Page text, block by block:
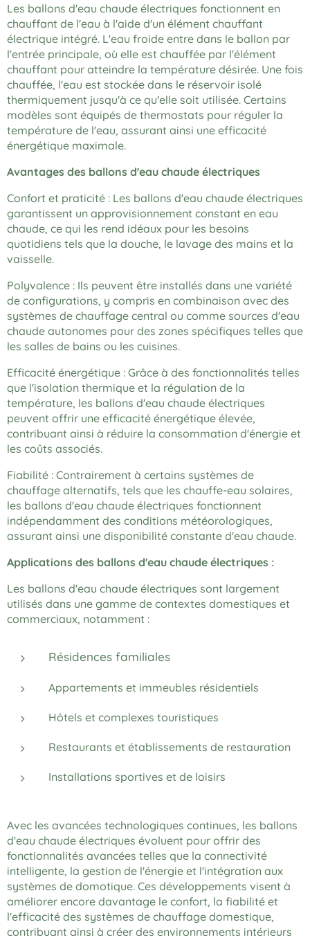
Les ballons d'eau chaude électriques fonctionnent en
chauffant de l'eau à l'aide d'un élément chauffant
électrique intégré. L'eau froide entre dans le ballon par
l'entrée principale, où elle est chauffée par l'élément
chauffant pour atteindre la température désirée. Une fois
chauffée, l'eau est stockée dans le réservoir isolé
thermiquement jusqu'à ce qu'elle soit utilisée. Certains
modèles sont équipés de thermostats pour réguler la
température de l'eau, assurant ainsi une efficacité
énergétique maximale.
Avantages des ballons d'eau chaude électriques
Confort et praticité : Les ballons d'eau chaude électriques
garantissent un approvisionnement constant en eau
chaude, ce qui les rend idéaux pour les besoins
quotidiens tels que la douche, le lavage des mains et la
vaisselle.
Polyvalence : Ils peuvent être installés dans une variété
de configurations, y compris en combinaison avec des
systèmes de chauffage central ou comme sources d'eau
chaude autonomes pour des zones spécifiques telles que
les salles de bains ou les cuisines.
Efficacité énergétique : Grâce à des fonctionnalités telles
que l'isolation thermique et la régulation de la
température, les ballons d'eau chaude électriques
peuvent offrir une efficacité énergétique élevée,
contribuant ainsi à réduire la consommation d'énergie et
les coûts associés.
Fiabilité : Contrairement à certains systèmes de
chauffage alternatifs, tels que les chauffe-eau solaires,
les ballons d'eau chaude électriques fonctionnent
indépendamment des conditions météorologiques,
assurant ainsi une disponibilité constante d'eau chaude.
Applications des ballons d'eau chaude électriques :
Les ballons d'eau chaude électriques sont largement
utilisés dans une gamme de contextes domestiques et
commerciaux, notamment :
Résidences familiales
Appartements et immeubles résidentiels
Hôtels et complexes touristiques
Restaurants et établissements de restauration
Installations sportives et de loisirs
Avec les avancées technologiques continues, les ballons
d'eau chaude électriques évoluent pour offrir des
fonctionnalités avancées telles que la connectivité
intelligente, la gestion de l'énergie et l'intégration aux
systèmes de domotique. Ces développements visent à
améliorer encore davantage le confort, la fiabilité et
l'efficacité des systèmes de chauffage domestique,
contribuant ainsi à créer des environnements intérieurs